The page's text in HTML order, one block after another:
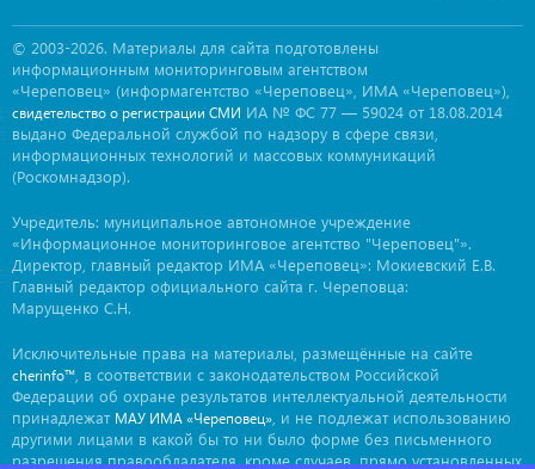
© 2003-2026. Материалы для сайта подготовлены
информационным мониторинговым агентством
«Череповец» (информагентство «Череповец», ИМА «Череповец»),
свидетельство о регистрации СМИ ИА № ФС 77 — 59024 от 18.08.2014
выдано Федеральной службой по надзору в сфере связи,
информационных технологий и массовых коммуникаций
(Роскомнадзор).
Учредитель: муниципальное автономное учреждение
«Информационное мониторинговое агентство "Череповец"».
Директор, главный редактор ИМА «Череповец»: Мокиевский Е.В.
Главный редактор официального сайта г. Череповца:
Марущенко С.Н.
Исключительные права на материалы, размещённые на сайте
cherinfo™ , в соответствии с законодательством Российской
Федерации об охране результатов интеллектуальной деятельности
принадлежат МАУ ИМА «Череповец» , и не подлежат использованию
другими лицами в какой бы то ни было форме без письменного
разрешения правообладателя, кроме случаев, прямо установленных